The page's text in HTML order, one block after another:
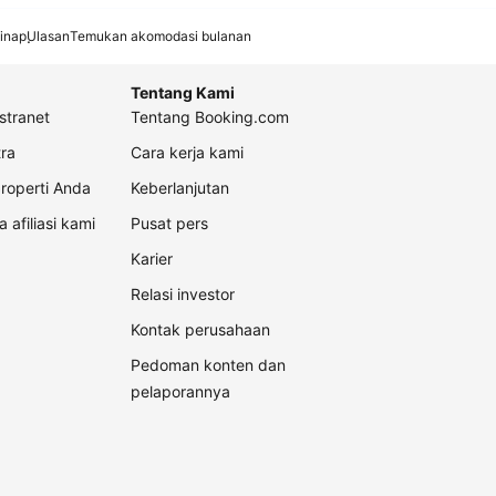
UlasanTemukan akomodasi bulanan
Anda
afiliasi kami
Tentang Kami
Tentang Booking.com
Cara kerja kami
Keberlanjutan
Pusat pers
Karier
Relasi investor
Kontak perusahaan
Pedoman konten dan
pelaporannya